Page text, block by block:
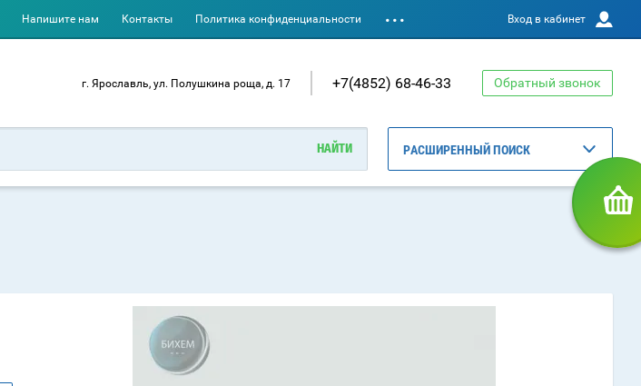
Напишите нам Контакты Политика конфиденциальности Вход в кабинет
г. Ярославль, ул. Полушкина роща, д. 17 +7(4852) 68-46-33 Обратный звонок
РАСШИРЕННЫЙ ПОИСК